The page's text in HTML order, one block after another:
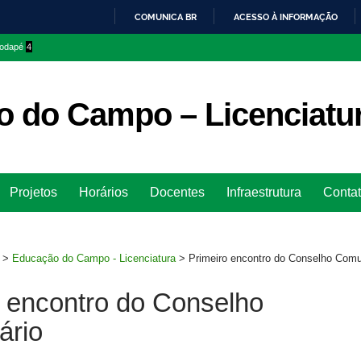
O
COMUNICA BR ACESSO À INFORMAÇÃO
4
do Campo –
para
Projetos Horários Docentes Infraestrutura
> Educação do Campo - Licenciatura > Primeiro encontro do Conselho
do Conselho